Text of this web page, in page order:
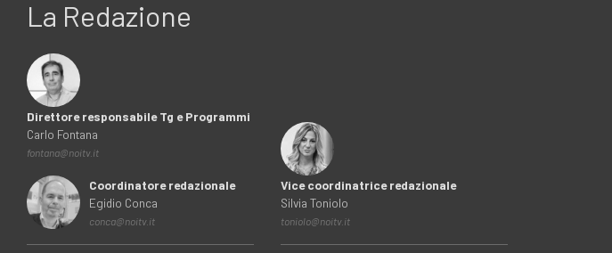
La Redazione
Direttore responsabile Tg e Programmi
Carlo Fontana
fontana@noitv.it
Coordinatore redazionale
Egidio Conca
conca@noitv.it
Vice coordinatrice redazionale
Silvia Toniolo
toniolo@noitv.it